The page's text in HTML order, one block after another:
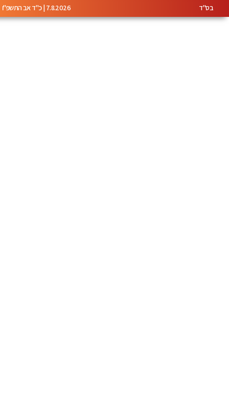
בס"ד 7.8.2026 | כ"ד אב התשפ"ו